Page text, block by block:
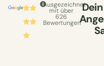
Ausgezeichnet
mit über
626
Bewertungen